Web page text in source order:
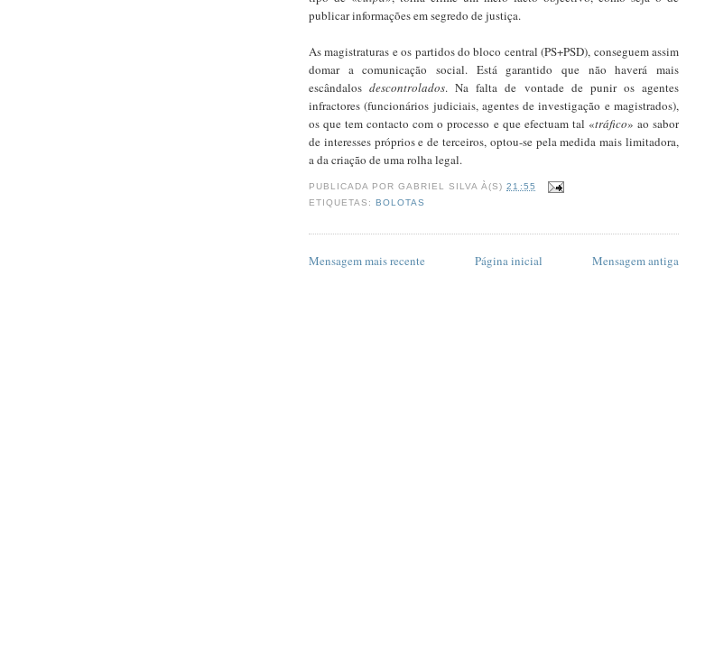
publicar informações em segredo de justiça.
As magistraturas e os partidos do bloco central (PS+PSD), conseguem assim
domar a comunicação social. Está garantido que não haverá mais
escândalosdescontrolados. Na falta de vontade de punir os agentes
infractores (funcionários judiciais, agentes de investigação e magistrados),
os que tem contacto com o processo e que efectuam tal «tráfico» ao sabor
de interesses próprios e de terceiros, optou-se pela medida mais limitadora,
a da criação de uma rolha legal.
PUBLICADA PORGABRIEL SILVA À(S)21:55
ETIQUETAS:BOLOTAS
Mensagem mais recente Mensagem antiga
Página inicial